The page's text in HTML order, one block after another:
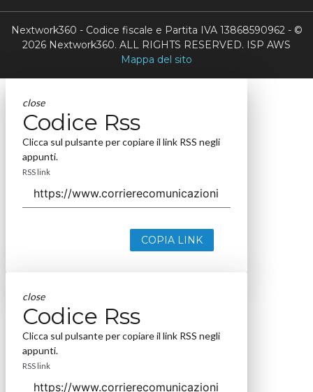
Nextwork360 - Codice fiscale e Partita IVA 13868590962 - ©
2026 Nextwork360. ALL RIGHTS RESERVED. ISP AWS
Mappa del sito
close
Codice Rss
Clicca sul pulsante per copiare il link RSS negli
appunti.
RSS link
COPIA LINK
close
Codice Rss
Clicca sul pulsante per copiare il link RSS negli
appunti.
RSS link